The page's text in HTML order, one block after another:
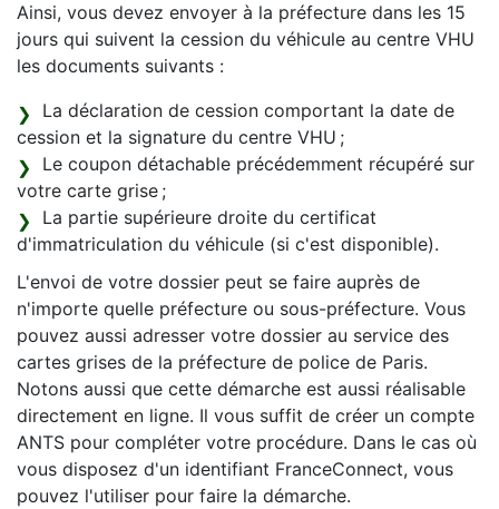
Ainsi, vous devez envoyer à la préfecture dans les 15
jours qui suivent la cession du véhicule au centre VHU
les documents suivants :
La déclaration de cession comportant la date de
cession et la signature du centre VHU ;
Le coupon détachable précédemment récupéré sur
votre carte grise ;
La partie supérieure droite du certificat
d'immatriculation du véhicule (si c'est disponible).
L'envoi de votre dossier peut se faire auprès de
n'importe quelle préfecture ou sous-préfecture. Vous
pouvez aussi adresser votre dossier au service des
cartes grises de la préfecture de police de Paris.
Notons aussi que cette démarche est aussi réalisable
directement en ligne. Il vous suffit de créer un compte
ANTS pour compléter votre procédure. Dans le cas où
vous disposez d'un identifiant FranceConnect, vous
pouvez l'utiliser pour faire la démarche.